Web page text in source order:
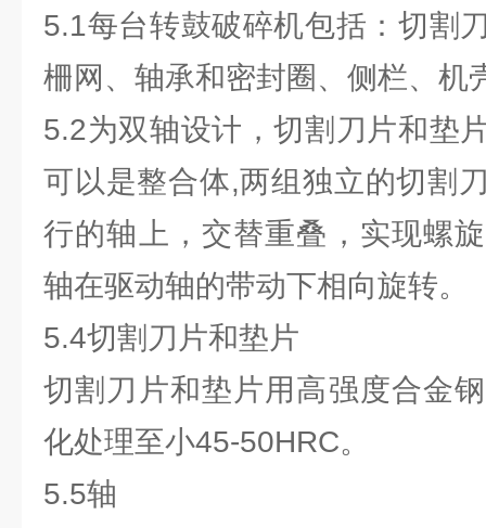
5.1每台转鼓破碎机包括：切割
柵网、轴承和密封圈、侧栏、机
5.2为双轴设计，切割刀片和垫
可以是整合体,两组独立的切割
行的轴上，交替重叠，实现螺
轴在驱动轴的带动下相向旋转。
5.4切割刀片和垫片
切割刀片和垫片用高强度合金
化处理至小45-50HRC。
5.5轴